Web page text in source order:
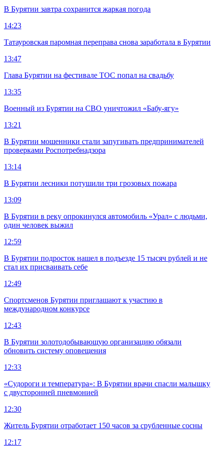
В Бурятии завтра сохранится жаркая погода
14:23
Татауровская паромная переправа снова заработала в Бурятии
13:47
Глава Бурятии на фестивале ТОС попал на свадьбу
13:35
Военный из Бурятии на СВО уничтожил «Бабу-ягу»
13:21
В Бурятии мошенники стали запугивать предпринимателей
проверками Роспотребнадзора
13:14
В Бурятии лесники потушили три грозовых пожара
13:09
В Бурятии в реку опрокинулся автомобиль «Урал» с людьми,
один человек выжил
12:59
В Бурятии подросток нашел в подъезде 15 тысяч рублей и не
стал их присваивать себе
12:49
Спортсменов Бурятии приглашают к участию в
международном конкурсе
12:43
В Бурятии золотодобывающую организацию обязали
обновить систему оповещения
12:33
«Судороги и температура»: В Бурятии врачи спасли малышку
с двусторонней пневмонией
12:30
Житель Бурятии отработает 150 часов за срубленные сосны
12:17